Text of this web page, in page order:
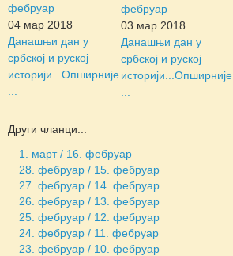
фебруар
04 мар 2018
Данашњи дан у
србској и руској
историји... Опширније
фебруар
03 мар 2018
Данашњи дан у
србској и руској
историји... Опширније
Други чланци...
1. март / 16. фебруар
28. фебруар / 15. фебруар
27. фебруар / 14. фебруар
26. фебруар / 13. фебруар
25. фебруар / 12. фебруар
24. фебруар / 11. фебруар
23. фебруар / 10. фебруар